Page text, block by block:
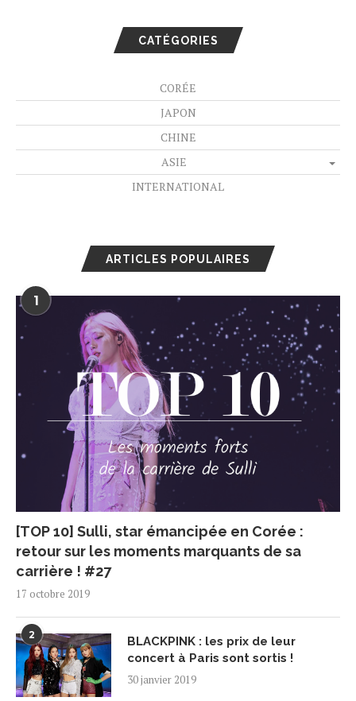
CATÉGORIES
CORÉE
JAPON
CHINE
ASIE
INTERNATIONAL
ARTICLES POPULAIRES
1
[TOP 10] Sulli, star émancipée en Corée :
retour sur les moments marquants de sa
carrière ! #27
17 octobre 2019
2
BLACKPINK : les prix de leur
concert à Paris sont sortis !
30 janvier 2019